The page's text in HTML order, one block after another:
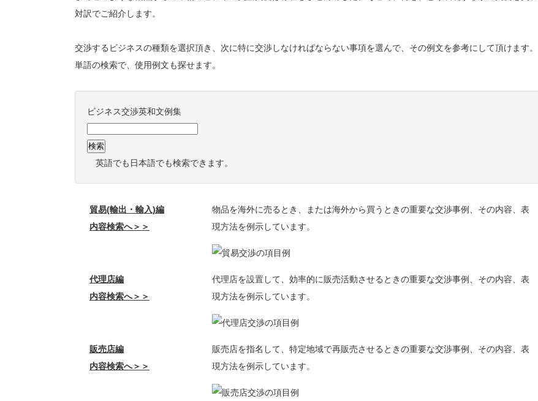
対訳でご紹介します。
交渉するビジネスの種類を選択頂き、次に特に交渉しなければならない事項を選んで、その例文を参考にして頂けます。
単語の検索で、使用例文も探せます。
ビジネス交渉英和文例集
英語でも日本語でも検索できます。
貿易(輸出・輸入)編
内容検索へ＞＞
物品を海外に売るとき、または海外から買うときの重要な交渉事例、その内容、表
現方法を例示しています。
代理店編
内容検索へ＞＞
代理店を設置して、効率的に販売活動させるときの重要な交渉事例、その内容、表
現方法を例示しています。
販売店編
内容検索へ＞＞
販売店を指名して、特定地域で再販売させるときの重要な交渉事例、その内容、表
現方法を例示しています。